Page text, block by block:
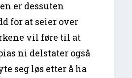
er dessuten
for at seier over
vil føre til at
ni delstater også
seg løs etter å ha